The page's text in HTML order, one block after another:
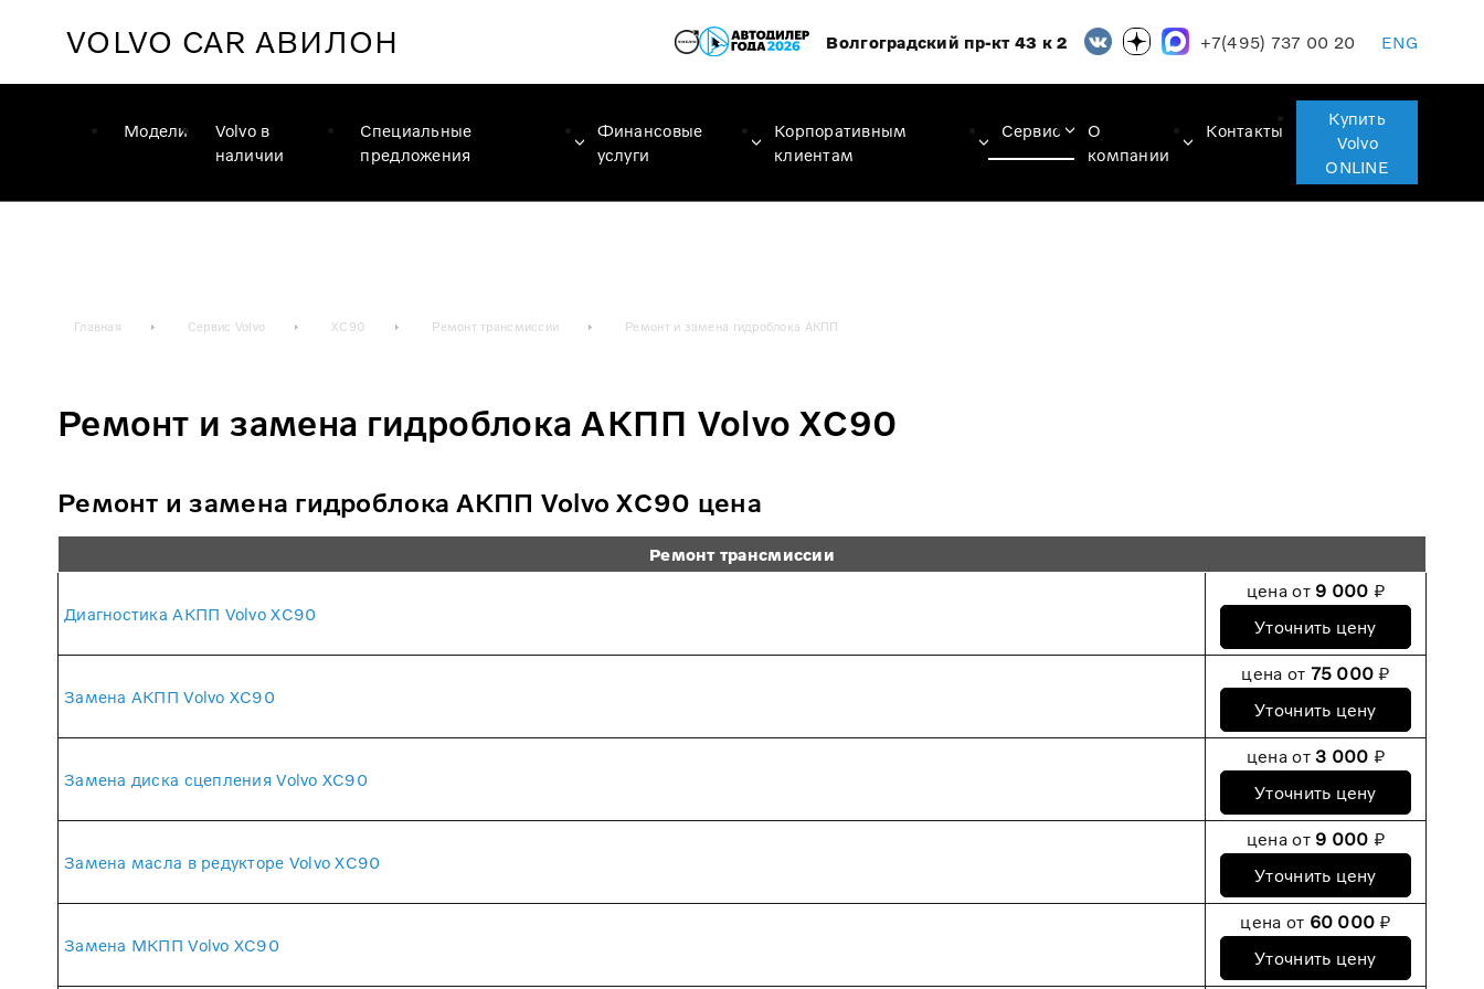
VOLVO CAR АВИЛОН Волгоградский пр-кт 43 к 2 +7(495) 737 00 20 ENG
Модели
Volvo в
наличии
Специальные
предложения
Финансовые
услуги
Корпоративным
клиентам
Сервис
О
компании
Контакты
Купить
Volvo
ONLINE
Главная Сервис Volvo XC90 Ремонт трансмиссии Ремонт и замена гидроблока АКПП
Ремонт и замена гидроблока АКПП Volvo XC90
Ремонт и замена гидроблока АКПП Volvo XC90 цена
Ремонт трансмиссии
Диагностика АКПП Volvo XC90
цена от 9 000 ₽
Уточнить цену
Замена АКПП Volvo XC90
цена от 75 000 ₽
Уточнить цену
Замена диска сцепления Volvo XC90
цена от3 000 ₽
Уточнить цену
Замена масла в редукторе Volvo XC90
цена от 9 000 ₽
Уточнить цену
Замена МКПП Volvo XC90
цена от 60 000 ₽
Уточнить цену